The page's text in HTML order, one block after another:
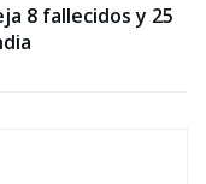
8 fallecidos y 25